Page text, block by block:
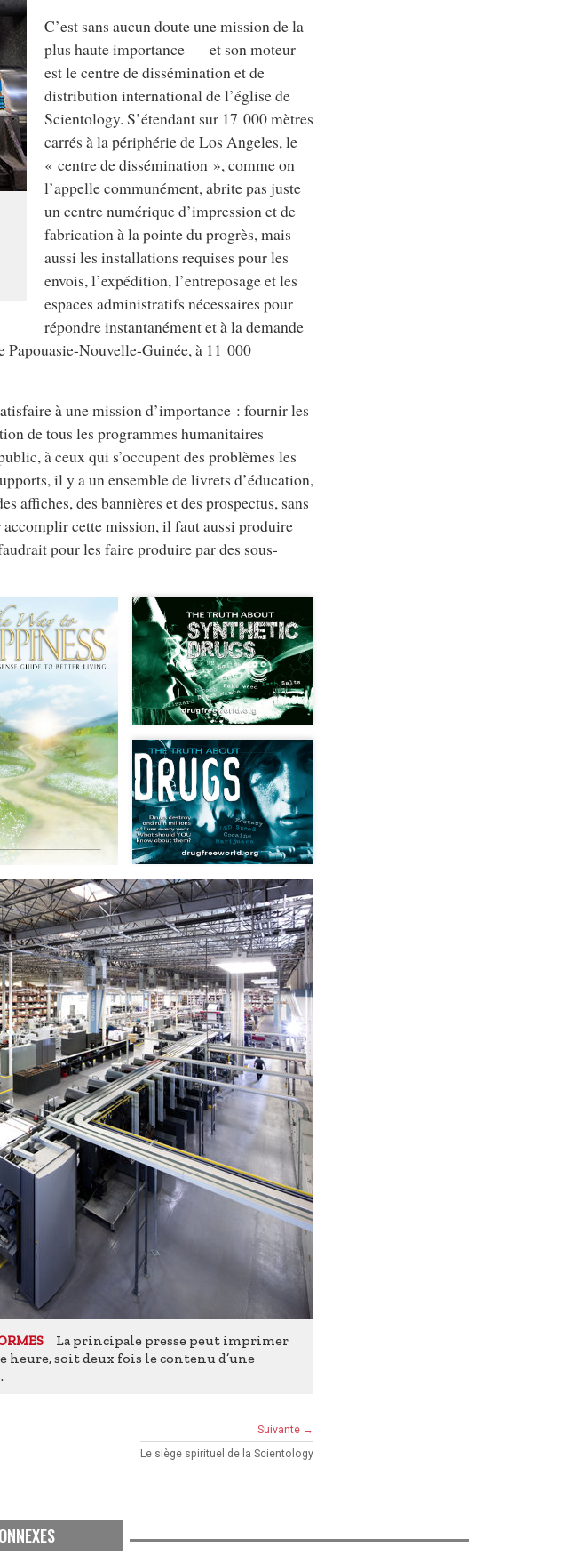
C’est sans aucun doute une mission de la
plus haute importance — et son moteur
est lecentre de dissémination et de
distribution international de l’église de
Scientology. S’étendant sur 17 000 mètres
carrés à la périphérie de Los Angeles, le
« centre de dissémination », comme on
l’appelle communément, abrite pas juste
un centre numérique d’impression et de
fabrication à la pointe du progrès, mais
aussi les installations requises pour les
envois, l’expédition, l’entreposage et les
espaces administratifs nécessaires pour
répondre instantanément et à la demande
Papouasie-Nouvelle-Guinée, à 11 000
à une mission d’importance : fournir les
de tous les programmes humanitaires
à ceux qui s’occupent des problèmes les
il y a un ensemble de livrets d’éducation,
affiches, des bannières et des prospectus, sans
cette mission, il faut aussi produire
pour les faire produire par des sous-
La principale presse peut imprimer
soit deux fois le contenu d’une
Suivante →
Le siège spirituel de la Scientology